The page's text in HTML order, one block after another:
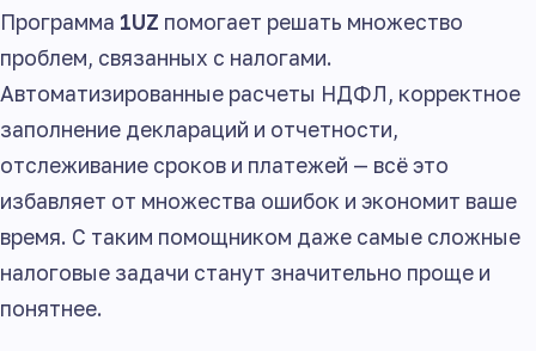
Программа 1UZ помогает решать множество
проблем, связанных с налогами.
Автоматизированные расчеты НДФЛ, корректное
заполнение деклараций и отчетности,
отслеживание сроков и платежей — всё это
избавляет от множества ошибок и экономит ваше
время. С таким помощником даже самые сложные
налоговые задачи станут значительно проще и
понятнее.